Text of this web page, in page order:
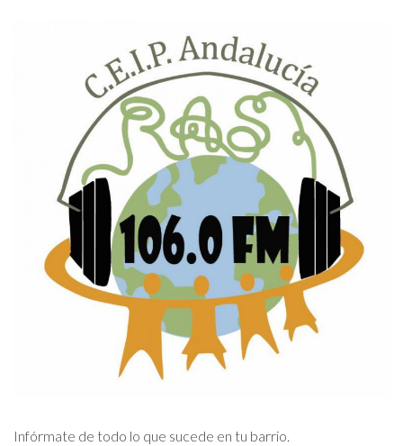
Infórmate de todo lo que sucede en tu barrio.